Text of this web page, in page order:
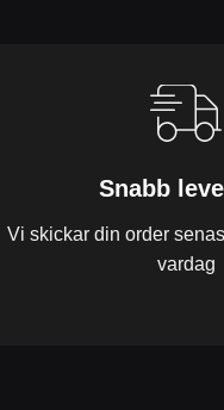
Snabb
Vi skickar din order
vardag